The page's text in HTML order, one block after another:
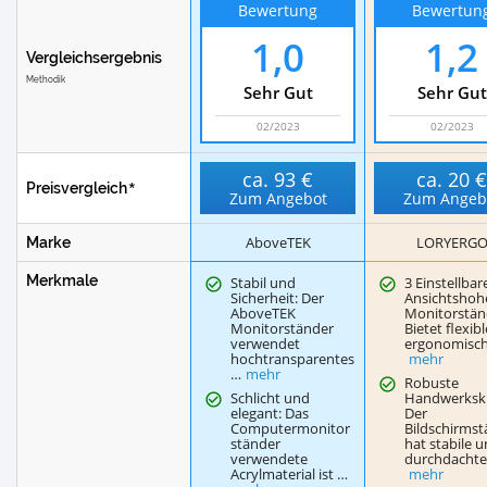
Vergleichsergebnis
Methodik
Bewertung
1,0
Sehr Gut
02/2023
1,2
Sehr Gut
02/2023
Preisvergleich ca. 93 €
Zum Angebot
ca.20 €
Zum
Marke AboveTEK LORYERGO
Merkmale Stabil und
Sicherheit: Der
AboveTEK
Monitorständer
verwendet
hochtransparentes
… mehr
Schlicht und
elegant: Das
Computermonitor
ständer
verwendete
Acrylmaterial ist …
3
Bietet
mehr
Robuste
Der
hat stabile
mehr